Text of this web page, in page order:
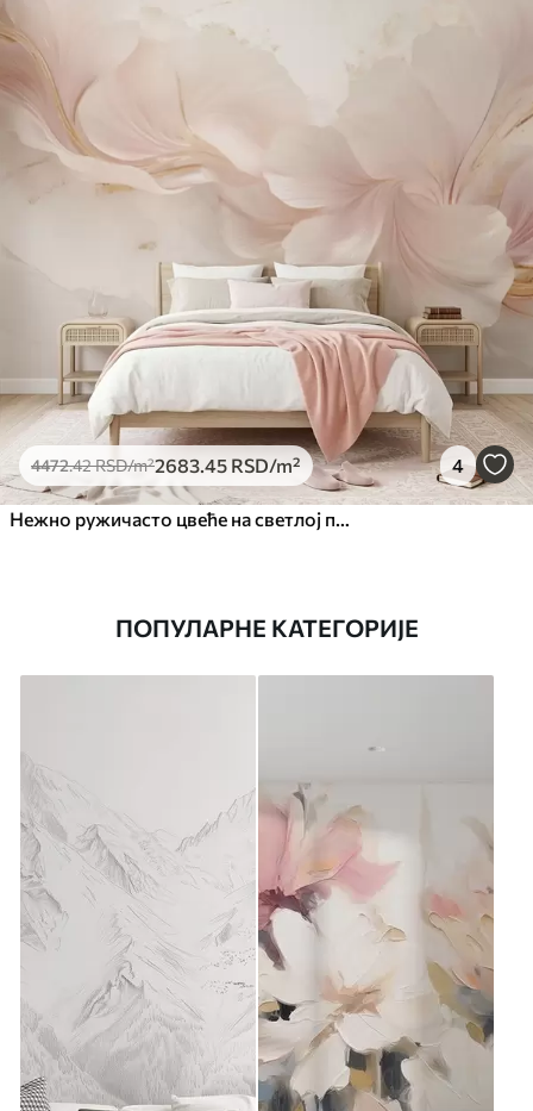
4472.42RSD/m²2683 .45 RSD/m² 4
ПОПУЛАРНЕ КАТЕГОРИЈЕ